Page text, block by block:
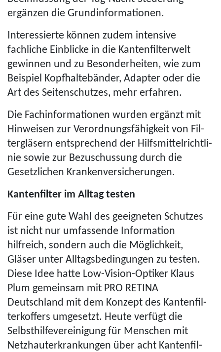
ergänzen die Grund­in­for­ma­ti­o­nen.
Interessierte können zudem intensive
fachliche Einblicke in die Kan­ten­fil­ter­welt
gewinnen und zu Beson­der­hei­ten, wie zum
Beispiel Kopf­hal­te­bän­der, Adapter oder die
Art des Sei­ten­schut­zes, mehr erfahren.
Die Fach­in­for­ma­ti­o­nen wurden ergänzt mit
Hinweisen zur Ver­ord­nungs­fä­hig­keit von Fil­
ter­glä­sern entsprechend der Hilfs­mit­tel­richt­li­
nie sowie zur Bezuschussung durch die
Gesetzlichen Kran­ken­ver­si­che­run­gen.
Kantenfilter im Alltag testen
Für eine gute Wahl des geeigneten Schutzes
ist nicht nur umfassende Information
hilfreich, sondern auch die Möglichkeit,
Gläser unter All­tags­be­din­gun­gen zu testen.
Diese Idee hatte Low-Vision-Optiker Klaus
Plum gemeinsam mit PRO RETINA
Deutschland mit dem Konzept des Kan­ten­fil­
ter­kof­fers umgesetzt. Heute verfügt die
Selbst­hilfe­ver­einigung für Menschen mit
Netz­haut­erkrankungen über acht Kan­ten­fil­